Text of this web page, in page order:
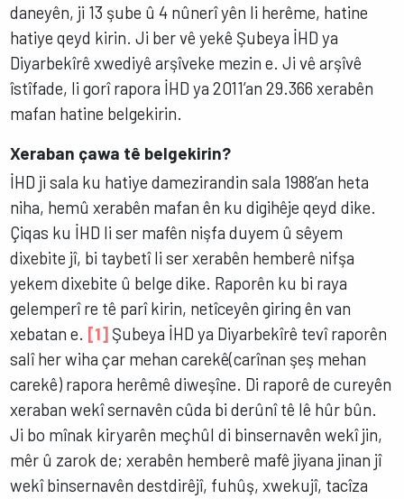
daneyên, ji 13 şube û 4 nûnerî yên li herême, hatine
hatiye qeyd kirin. Ji ber vê yekê Şubeya İHD ya
Diyarbekîrê xwediyê arşîveke mezin e. Ji vê arşîvê
îstîfade, li gorî rapora İHD ya 2011’an 29.366 xerabên
mafan hatine belgekirin.
Xeraban çawa tê belgekirin?
İHD ji sala ku hatiye damezirandin sala 1988’an heta
niha, hemû xerabên mafan ên ku digihêje qeyd dike.
Çiqas ku İHD li ser mafên nişfa duyem û sêyem
dixebite jî, bi taybetî li ser xerabên hemberê nifşa
yekem dixebite û belge dike. Raporên ku bi raya
gelemperî re tê parî kirin, netîceyên giring ên van
xebatan e. [1] Şubeya İHD ya Diyarbekîrê tevî raporên
salî her wiha çar mehan carekê(carînan şeş mehan
carekê) rapora herêmê diweşîne. Di raporê de cureyên
xeraban wekî sernavên cûda bi derûnî tê lê hûr bûn.
Ji bo mînak kiryarên meçhûl di binsernavên wekî jin,
mêr û zarok de; xerabên hemberê mafê jiyana jinan jî
wekî binsernavên destdirêjî, fuhûş, xwekujî, tacîza